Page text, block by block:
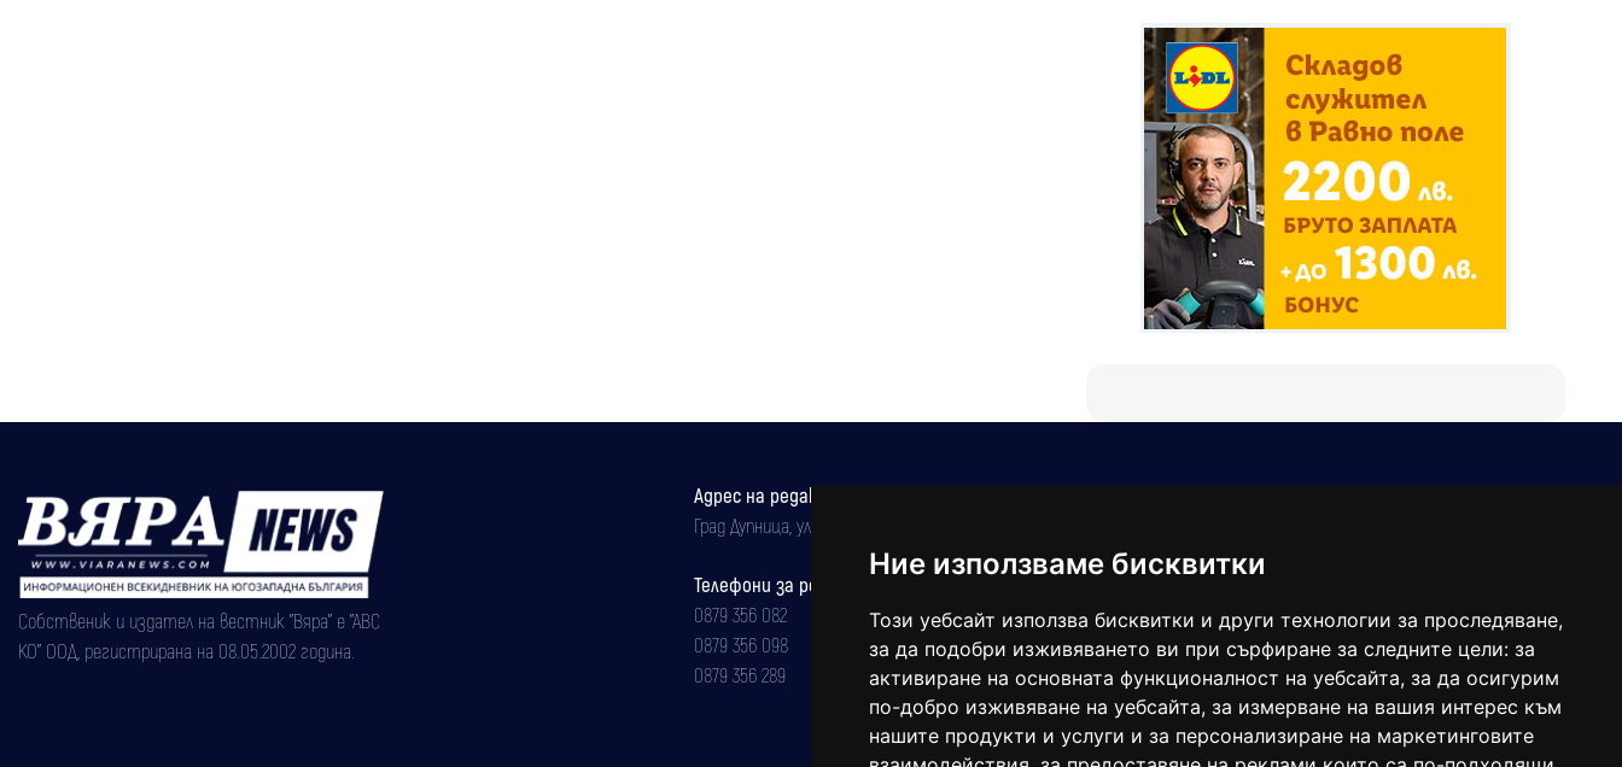
Ние използваме бисквитки
Този уебсайт използва бисквитки и други технологии за проследяване,
за да подобри изживяването ви при сърфиране за следните цели: за
активиране на основната функционалност на уебсайта, за да осигурим
по-добро изживяване на уебсайта, за измерване на вашия интерес към
нашите продукти и услуги и за персонализиране на маркетинговите
Собственик и издател на вестник "Вяра" е "АВС
КО" ООД, регистрирана на 08.05.2002 година.
Адрес на редакцията
Град Дупница, ул.''Христо Ботев" 43
Телефони за реклама и абонаменти
0879 356 082
0879 356 098
0879 356 289
balgarkanews@gmail.com